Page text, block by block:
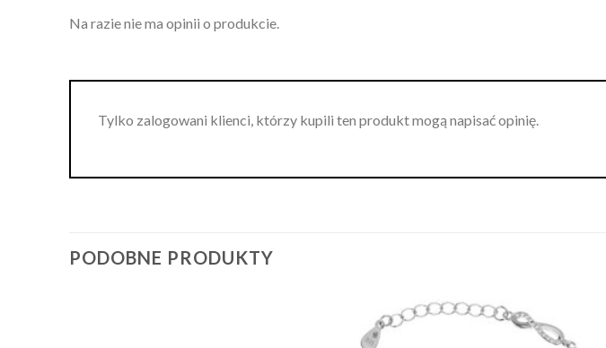
Na razie nie ma opinii o produkcie.
Tylko zalogowani klienci, którzy kupili ten produkt mogą napisać opinię.
PODOBNE PRODUKTY